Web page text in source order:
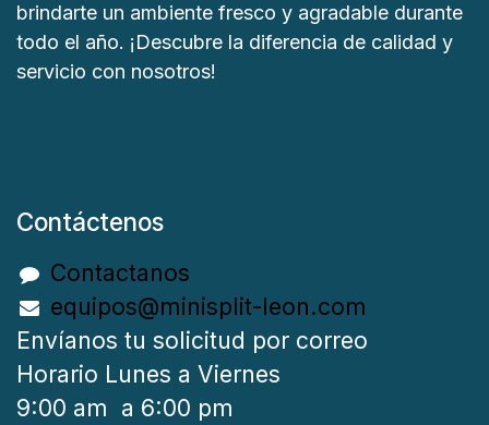
brindarte un ambiente fresco y agradable durante
todo el año. ¡Descubre la diferencia de calidad y
servicio con nosotros!
Contáctenos
Contactanos
equipos@minisplit-leon.com
Envíanos tu solicitud por correo
Horario Lunes a Viernes
9:00 am a 6:00 pm